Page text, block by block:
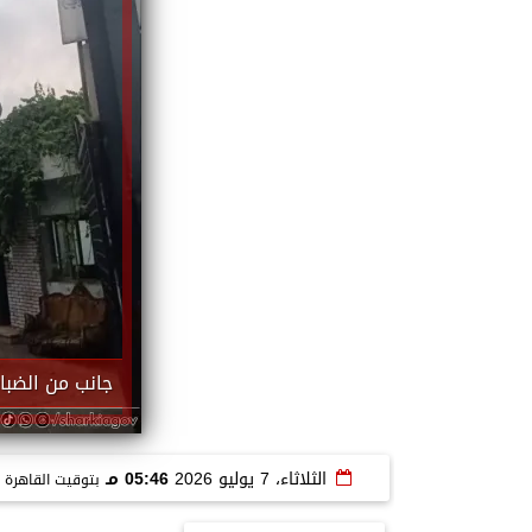
جانب من
الثلاثاء، 7 يوليو 2026 05:46 مـ بتوقيت القاهرة